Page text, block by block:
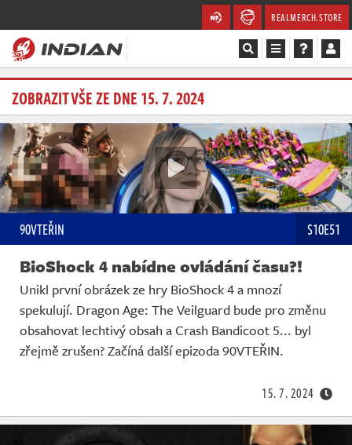
REALMERCH.STORE
Magazín
Recenze
Videa
Soutěže
Databáze
Komunita
Redakce
Živě
ZOBRAZIT VŠE ZE DNE 15. 7. 2024
90VTEŘIN S10E51
BioShock 4 nabídne ovládání času?!
Unikl první obrázek ze hry BioShock 4 a mnozí
spekulují. Dragon Age: The Veilguard bude pro změnu
obsahovat lechtivý obsah a Crash Bandicoot 5... byl
zřejmě zrušen? Začíná další epizoda 90VTEŘIN.
15. 7. 2024